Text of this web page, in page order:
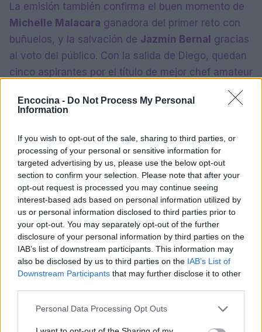
Encocina - Do Not Process My Personal
Information
If you wish to opt-out of the sale, sharing to third parties, or
processing of your personal or sensitive information for
targeted advertising by us, please use the below opt-out
section to confirm your selection. Please note that after your
opt-out request is processed you may continue seeing
interest-based ads based on personal information utilized by
us or personal information disclosed to third parties prior to
your opt-out. You may separately opt-out of the further
disclosure of your personal information by third parties on the
IAB’s list of downstream participants. This information may
also be disclosed by us to third parties on the IAB’s List of
Downstream Participants that may further disclose it to other
Please note that this website/app uses one or more Google
Personal Data Processing Opt Outs
La emisión también confirma el buen momento de
Michelle Malacara ganadora del primer reto con
buñuelos, y la salvación de Jazmín Bernal gracias
al voto del público. Con la salida de Diego, quedan
cinco aspirantes por el título de mejor chef amateur
de México y por el premio de 2,000,000 de pesos.
Los jueces Zahie Téllez, Adrián Herrera y Poncho
técnicas hacia la fase final.
La noche deja como lección prioritaria la
importancia del desespinado y la revisión de
montajeantes de servir, especialmente en
proteínas delicadas. La producción sostiene el
ritmo del formato24/7con seguimiento continuo
del desempeño y pruebas que combinan tradición
mexicana y estándares de alta cocina.Último
actualización: 8 julio 2026.
AUTOR